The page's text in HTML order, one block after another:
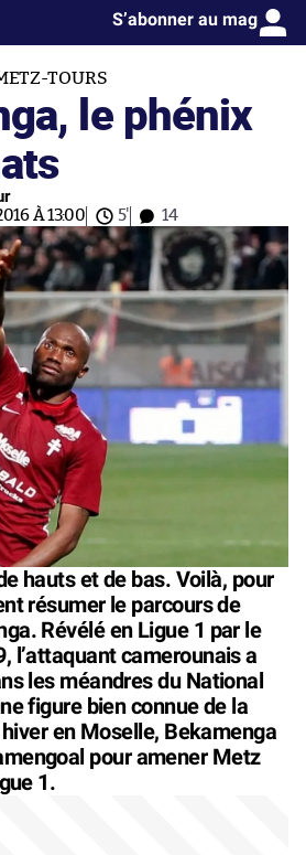
S’abonner au mag
TOURS
le phénix
À 13:00 5' 14
hauts et de bas. Voilà, pour
résumer le parcours de
Révélé en Ligue 1 par le
l’attaquant camerounais a
les méandres du National
figure bien connue de la
en Moselle, Bekamenga
pour amener Metz
1.